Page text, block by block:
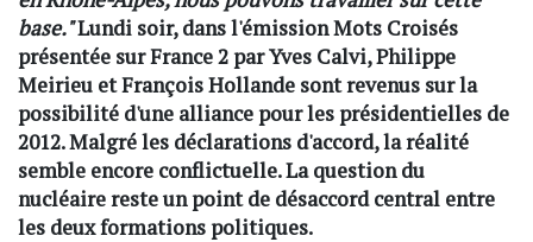
base."Lundi soir, dans l'émission Mots Croisés
présentée sur France 2 par Yves Calvi, Philippe
Meirieu et François Hollande sont revenus sur la
possibilité d'une alliance pour les présidentielles de
2012. Malgré les déclarations d'accord, la réalité
semble encore conflictuelle. La question du
nucléaire reste un point de désaccord central entre
les deux formations politiques.